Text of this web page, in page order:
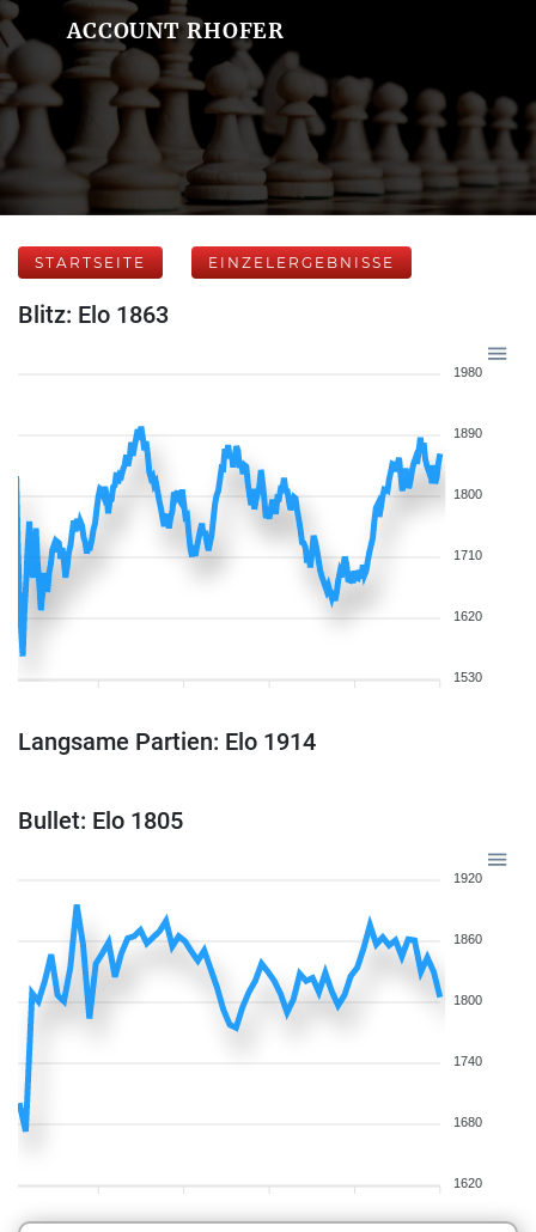
ACCOUNT RHOFER
STARTSEITE EINZELERGEBNISSE
Blitz: Elo 1863
1980
1890
1800
1710
1620
1530
Langsame Partien: Elo 1914
Bullet: Elo 1805
1920
1860
1800
1740
1680
1620